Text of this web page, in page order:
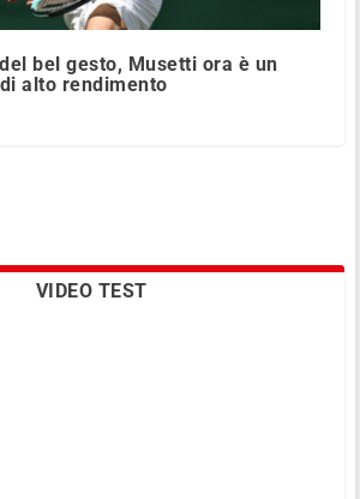
bel gesto, Musetti ora è un
alto rendimento
VIDEO TEST